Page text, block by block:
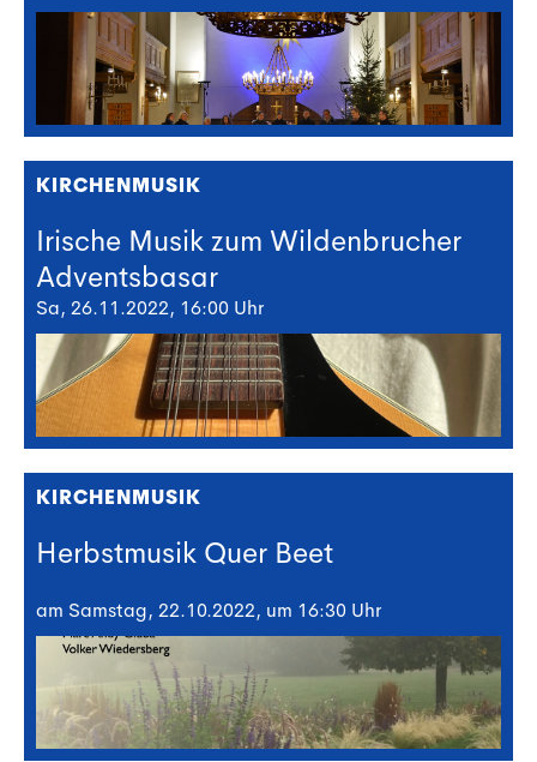
KIRCHENMUSIK
Irische Musik zum Wildenbrucher
Adventsbasar
Sa, 26.11.2022, 16:00 Uhr
KIRCHENMUSIK
Herbstmusik Quer Beet
am Samstag, 22.10.2022, um 16:30 Uhr